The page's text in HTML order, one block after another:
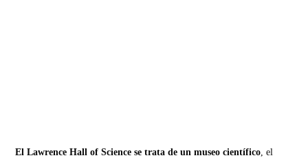
El Lawrence Hall of Science se trata de un museo científico, el